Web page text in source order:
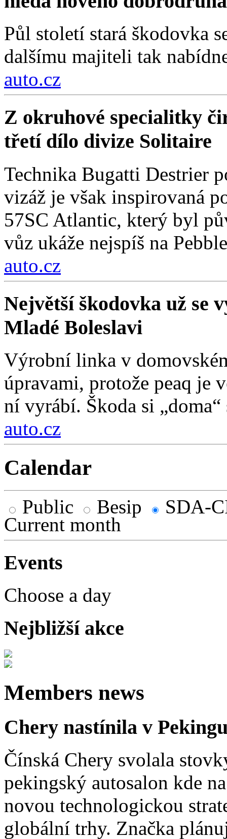
Půl století stará škodovka
dalšímu majiteli tak
auto.cz
Z okruhové specialitky
třetí dílo divize Solitaire
Technika Bugatti Destrier
vizáž je však inspirovaná
57SC Atlantic, který byl
vůz ukáže nejspíš na
auto.cz
Největší škodovka už se
Mladé Boleslavi
Výrobní linka v
úpravami, protože peaq je
ní vyrábí. Škoda si
auto.cz
Calendar
Public Besip
SDA-
Current month
Events
Choose a day
Nejbližší akce
Members news
Chery nastínila v
Čínská Chery svolala
pekingský autosalon kde
novou technologickou
globální trhy. Značka